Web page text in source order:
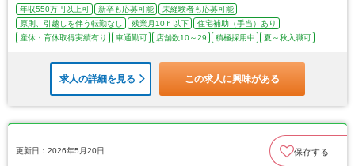
年収550万円以上可 新卒も応募可能
未経験者も応募可能
原則、引越しを伴う転勤なし
残業月10ｈ以下
住宅補助（手当）あり
産休・育休取得実績有り
車通勤可 店舗数10～29 積極採用中 夏～秋入職可
求人の詳細を見る この求人に興味がある
更新日：2026年5月20日 保存する